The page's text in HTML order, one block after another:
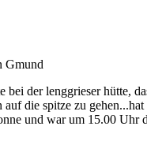
Gmund
bei der lenggrieser hütte,
auf die spitze zu
und war um 15.00 Uhr